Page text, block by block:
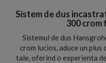
Sistem de dus
300 crom
Sistemul de dus
crom lucios, aduce un
tale, oferind o experienta